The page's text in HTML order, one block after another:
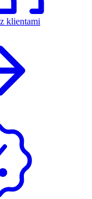
klientami